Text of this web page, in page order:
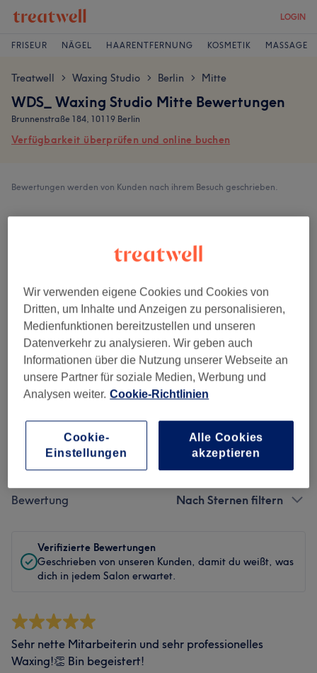
LOGIN
FRISEUR NÄGEL HAARENTFERNUNG KOSMETIK MASSAGE
Treatwell > Waxing Studio > Berlin > Mitte
WDS_ Waxing Studio Mitte Bewertungen
Brunnenstraße 184, 10119 Berlin
Verfügbarkeit überprüfen und online buchen
Bewertungen werden von Kunden nach ihrem Besuch geschrieben.
Ambiente
Sauberkeit
Service
Bewertungen filtern
Alle Bewertungen
Bewertung Nach Sternen filtern
Verifizierte Bewertungen
Geschrieben von unseren Kunden, damit du weißt, was
dich in jedem Salon erwartet.
Sehr nette Mitarbeiterin und sehr professionelles
Waxing!👏 Bin begeistert!
Wir verwenden eigene Cookies und Cookies von
Dritten, um Inhalte und Anzeigen zu personalisieren,
Medienfunktionen bereitzustellen und unseren
Datenverkehr zu analysieren. Wir geben auch
Informationen über die Nutzung unserer Webseite an
unsere Partner für soziale Medien, Werbung und
Analysen weiter. Cookie-Richtlinien
Cookie-
Einstellungen
Alle Cookies
akzeptieren